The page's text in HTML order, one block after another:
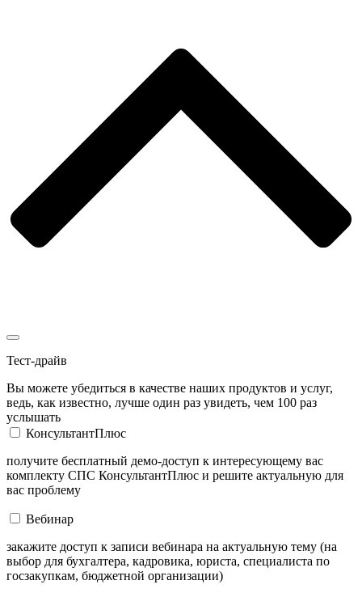
Тест-драйв
Вы можете убедиться в качестве наших продуктов и услуг,
ведь, как известно, лучше один раз увидеть, чем 100 раз
услышать
КонсультантПлюс
получите бесплатный демо-доступ к интересующему вас
комплекту СПС КонсультантПлюс и решите актуальную для
вас проблему
Вебинар
закажите доступ к записи вебинара на актуальную тему (на
выбор для бухгалтера, кадровика, юриста, специалиста по
госзакупкам, бюджетной организации)